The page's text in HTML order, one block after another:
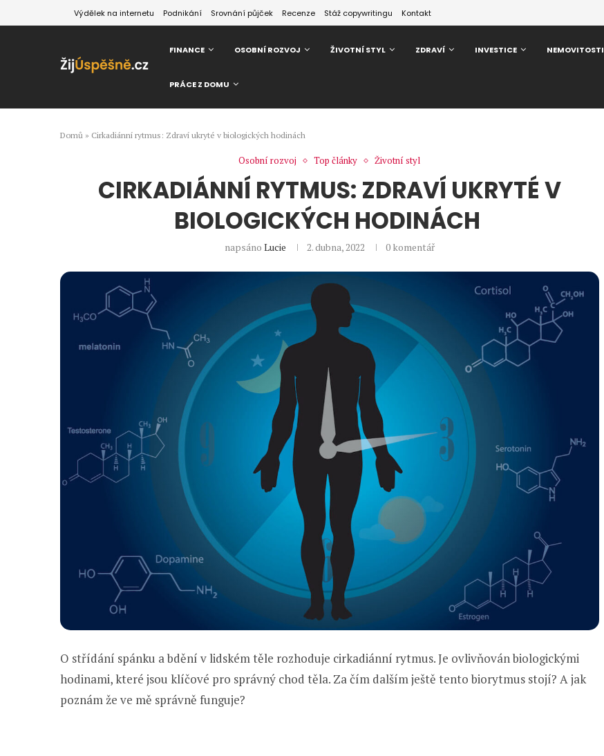
Výdělek na internetu Podnikání Srovnání půjček Recenze Stáž copywritingu Kontakt
FINANCE OSOBNÍ ROZVOJ ŽIVOTNÍ STYL ZDRAVÍ INVESTICE NEMOVITOSTI
PRÁCE Z DOMU
Domů » Cirkadiánní rytmus: Zdraví ukryté v biologických hodinách
Osobní rozvoj Top články Životní styl
CIRKADIÁNNÍ RYTMUS: ZDRAVÍ UKRYTÉ V
BIOLOGICKÝCH HODINÁCH
napsáno Lucie 2. dubna, 2022 0 komentář
O střídání spánku a bdění v lidském těle rozhoduje cirkadiánní rytmus. Je ovlivňován biologickými
hodinami, které jsou klíčové pro správný chod těla. Za čím dalším ještě tento biorytmus stojí? A jak
poznám že ve mě správně funguje?